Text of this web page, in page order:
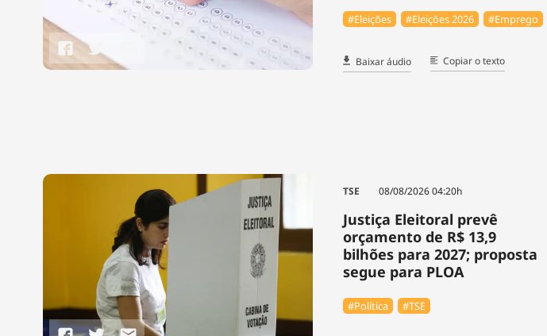
#Eleições #Eleições 2026 #Emprego
Baixar áudio Copiar o texto
TSE 08/08/2026 04:20h
Justiça Eleitoral prevê
orçamento de R$ 13,9
bilhões para 2027; proposta
segue para PLOA
#Política #TSE